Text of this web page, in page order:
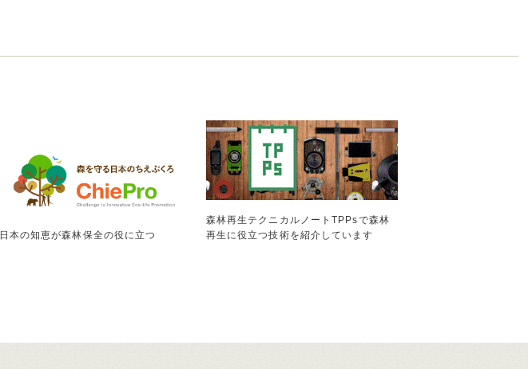
日本の知恵が森林保全の役に立つ
森林再生テクニカルノートTPPsで森林
再生に役立つ技術を紹介しています